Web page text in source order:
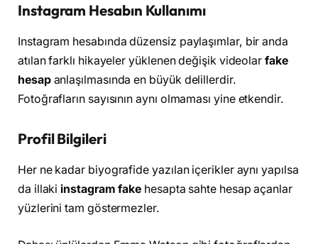
Instagram Hesabın Kullanımı
Instagram hesabında düzensiz paylaşımlar, bir anda
atılan farklı hikayeler yüklenen değişik videolarfake
hesapanlaşılmasında en büyük delillerdir.
Fotoğrafların sayısının aynı olmaması yine etkendir.
Profil Bilgileri
Her ne kadar biyografide yazılan içerikler aynı yapılsa
da illaki instagram fake hesapta sahte hesap açanlar
yüzlerini tam göstermezler.